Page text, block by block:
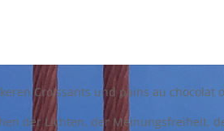
Croissants und pains au
der Lichten, der Meinungsfreiheit,